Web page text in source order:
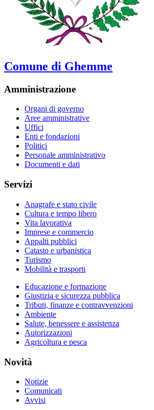
Comune di Ghemme
Amministrazione
Organi di governo
Aree amministrative
Uffici
Enti e fondazioni
Politici
Personale amministrativo
Documenti e dati
Servizi
Anagrafe e stato civile
Cultura e tempo libero
Vita lavorativa
Imprese e commercio
Appalti pubblici
Catasto e urbanistica
Turismo
Mobilità e trasporti
Educazione e formazione
Giustizia e sicurezza pubblica
Tributi, finanze e contravvenzioni
Ambiente
Salute, benessere e assistenza
Autorizzazioni
Agricoltura e pesca
Novità
Notizie
Comunicati
Avvisi